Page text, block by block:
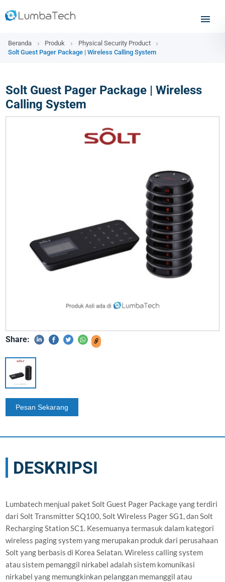
Beranda Produk
Physical Security Product
Solt Guest Pager Package | Wireless Calling System
Solt Guest Pager Package | Wireless
Calling System
Share:
DESKRIPSI
Lumbatech menjual paket Solt Guest Pager Package yang terdiri
dari Solt Transmitter SQ100, Solt Wireless Pager SG1, dan Solt
Recharging Station SC1. Kesemuanya termasuk dalam kategori
wireless paging system yang merupakan produk dari perusahaan
Solt yang berbasis di Korea Selatan. Wireless calling system
atau sistem pemanggil nirkabel adalah sistem komunikasi
nirkabel yang memungkinkan pelanggan memanggil atau